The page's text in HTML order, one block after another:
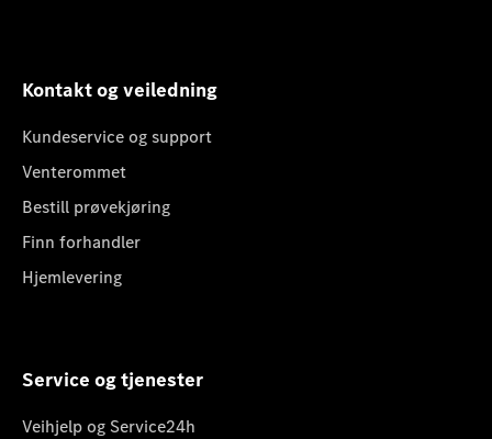
Kontakt og veiledning
Kundeservice og support
Venterommet
Bestill prøvekjøring
Finn forhandler
Hjemlevering
Service og tjenester
Veihjelp og Service24h